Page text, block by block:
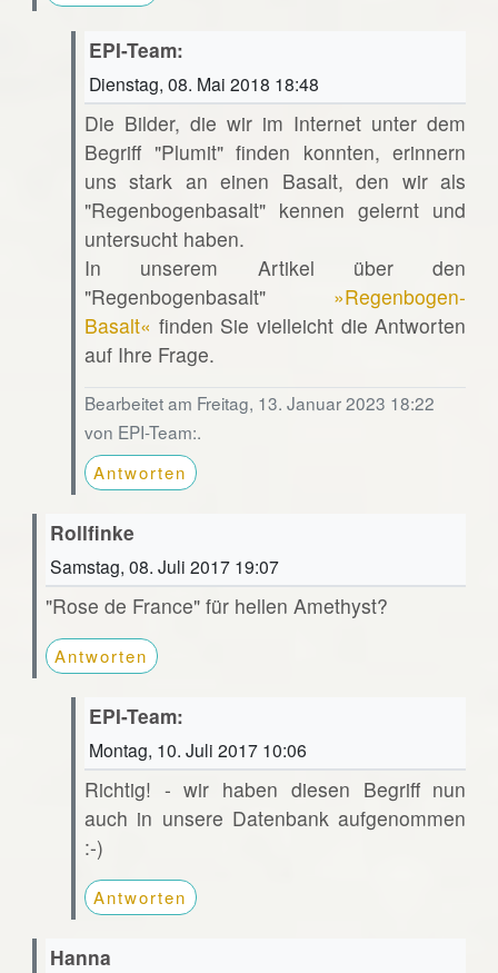
EPI-Team:
Dienstag, 08. Mai 2018 18:48
Die Bilder, die wir im Internet unter dem
Begriff "Plumit" finden konnten, erinnern
uns stark an einen Basalt, den wir als
"Regenbogenbasalt" kennen gelernt und
untersucht haben.
In unserem Artikel über den
"Regenbogenbasalt" »Regenbogen-
Basalt« finden Sie vielleicht die Antworten
auf Ihre Frage.
Bearbeitet am Freitag, 13. Januar 2023 18:22
von EPI-Team:.
Antworten
Rollfinke
Samstag, 08. Juli 2017 19:07
"Rose de France" für hellen Amethyst?
Antworten
EPI-Team:
Montag, 10. Juli 2017 10:06
Richtig! - wir haben diesen Begriff nun
auch in unsere Datenbank aufgenommen
:-)
Antworten
Hanna